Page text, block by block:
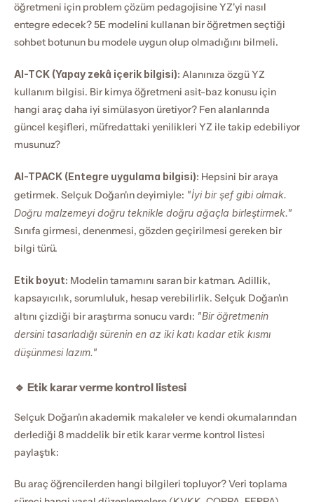
öğretmeni için problem çözüm pedagojisine YZ'yi nasıl
entegre edecek? 5E modelini kullanan bir öğretmen seçtiği
sohbet botunun bu modele uygun olup olmadığını bilmeli.
AI-TCK (Yapay zekâ içerik bilgisi): Alanınıza özgü YZ
kullanım bilgisi. Bir kimya öğretmeni asit-baz konusu için
hangi araç daha iyi simülasyon üretiyor? Fen alanlarında
güncel keşifleri, müfredattaki yenilikleri YZ ile takip edebiliyor
musunuz?
AI-TPACK (Entegre uygulama bilgisi): Hepsini bir araya
getirmek. Selçuk Doğan'ın deyimiyle: "İyi bir şef gibi olmak.
Doğru malzemeyi doğru teknikle doğru ağaçla birleştirmek."
Sınıfa girmesi, denenmesi, gözden geçirilmesi gereken bir
bilgi türü.
Etik boyut: Modelin tamamını saran bir katman. Adillik,
kapsayıcılık, sorumluluk, hesap verebilirlik. Selçuk Doğan'ın
altını çizdiği bir araştırma sonucu vardı: "Bir öğretmenin
dersini tasarladığı sürenin en az iki katı kadar etik kısmı
düşünmesi lazım."
🔹 Etik karar verme kontrol listesi
Selçuk Doğan'ın akademik makaleler ve kendi okumalarından
derlediği 8 maddelik bir etik karar verme kontrol listesi
paylaştık:
Bu araç öğrencilerden hangi bilgileri topluyor? Veri toplama